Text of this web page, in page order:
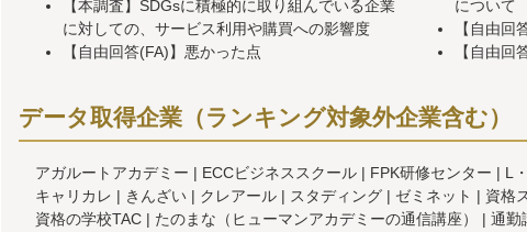
について
【本調査】SDGsに積極的に取り組んでいる企業
に対しての、サービス利用や購買への影響度
【自由回
【自由回答(FA)】悪かった点
【自由回
データ取得企業（ランキング対象外企業含む）
アガルートアカデミー ECCビジネススクール FPK研修センター L
キャリカレ
きんざい クレアール スタディング ゼミネット
資格
資格の学校TAC
たのまな（ヒューマンアカデミーの通信講座） 通勤